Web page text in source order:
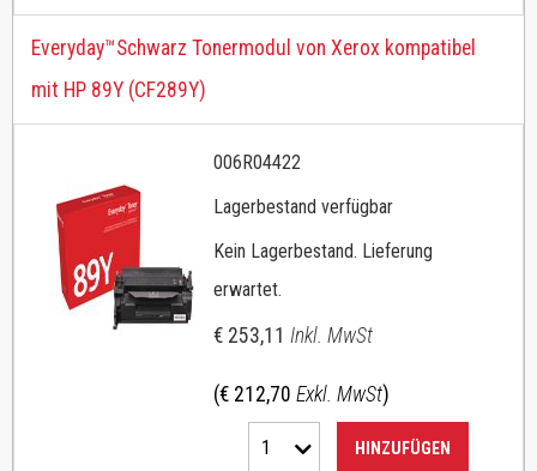
Everyday™Schwarz Tonermodul von Xerox kompatibel
mit HP 89Y (CF289Y)
006R04422
Lagerbestand verfügbar
Kein Lagerbestand. Lieferung
erwartet.
€ 253,11 Inkl. MwSt
(€ 212,70 Exkl. MwSt)
1 HINZUFÜGEN